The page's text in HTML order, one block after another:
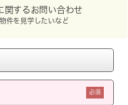
関するお問い合わせ
件を見学したいなど
必須